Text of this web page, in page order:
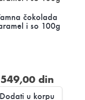
čokolada
i so 100g
549,00 din
Dodati u korpu